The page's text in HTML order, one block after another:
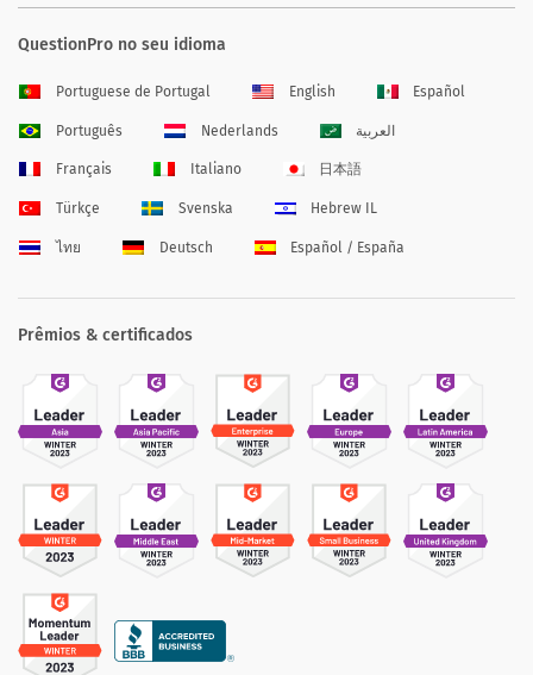
QuestionPro no seu idioma
Portuguese de Portugal English Español
Português Nederlands العربية
Français Italiano 日本語
Türkçe Svenska Hebrew IL
ไทย Deutsch Español / España
Prêmios & certificados